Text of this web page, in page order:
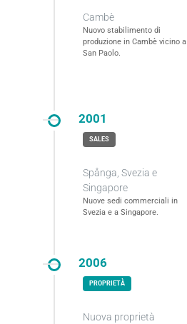
Cambè
Nuovo stabilimento di
produzione in Cambè vicino a
San Paolo.
2001
Spånga, Svezia e
Singapore
Nuove sedi commerciali in
Svezia e a Singapore.
2006
Nuova proprietà